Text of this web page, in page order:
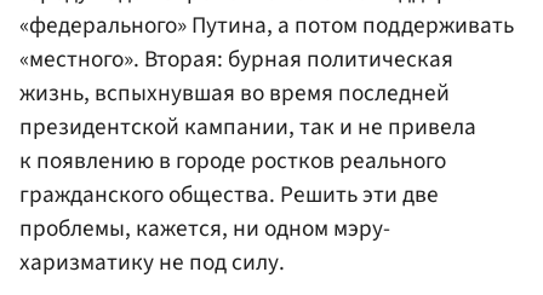
«федерального» Путина, а потом поддерживать
«местного». Вторая: бурная политическая
жизнь, вспыхнувшая во время последней
президентской кампании, так и не привела
к появлению в городе ростков реального
гражданского общества. Решить эти две
проблемы, кажется, ни одном мэру-
харизматику не под силу.